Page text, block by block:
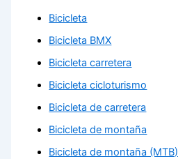
Bicicleta
Bicicleta BMX
Bicicleta carretera
Bicicleta cicloturismo
Bicicleta de carretera
Bicicleta de montaña
Bicicleta de montaña (MTB)